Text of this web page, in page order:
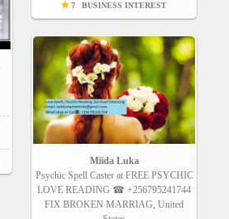
7 BUSINESS INTEREST
Miida Luka
Psychic Spell Caster at FREE PSYCHIC
LOVE READING ☎ +256795241744
FIX BROKEN MARRIAG, United